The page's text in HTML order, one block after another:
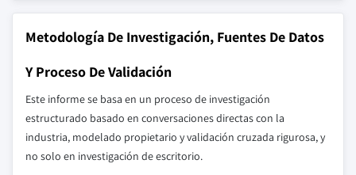
Metodología De Investigación, Fuentes De Datos
Y Proceso De Validación
Este informe se basa en un proceso de investigación
estructurado basado en conversaciones directas con la
industria, modelado propietario y validación cruzada rigurosa, y
no solo en investigación de escritorio.